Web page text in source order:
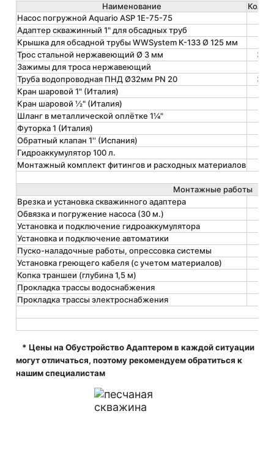
Наименование
Кол-
Насос погружной Aquario ASP 1E-75-75
Адаптер скважин­ный 1" для обсад­ных труб
Крышка для обсад­ной трубы WWSystem К-133 Ø 125 мм
Трос стальной нержавеющий Ø 3 мм
30
Зажимы для троса нержаве­ющий
Труба водопроводная ПНД Ø32мм PN 20
30
Кран шаровой 1" (Италия)
Кран шаровой ½" (Италия)
Шланг в металли­ческой оплётке 1¼"
Футорка 1 (Италия)
Обратный клапан 1'' (Испания)
Гидроаккумулятор 100 л.
Монтаж­ный комплект фитингов и расхо­дных матери­алов
Монтажные работы
Врезка и установка скважинного адаптера
Обвязка и погружение насоса (30 м.)
Установка и подключение гидроаккумулятора
Установка и подключение автоматики
Пуско-­наладоч­ные работы, опрессовка системы
Установка греющего кабеля (с учетом материалов)
Копка траншеи (глубина 1,5 м)
Прокладка трассы водоснабжения
Прокладка трассы электроснабжения
* Цены на Обустройство Адаптером в каждой ситуации
могут отличаться, поэтому рекомендуем обратиться к
нашим специалистам